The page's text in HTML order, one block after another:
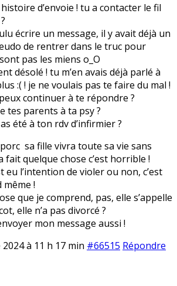
d’envoie ! tu a contacter le fil
écrire un message, il y avait déjà un
de rentrer dans le truc pour
pas les miens o_O
désolé ! tu m’en avais déjà parlé à
:( ! je ne voulais pas te faire du mal !
continuer à te répondre ?
tes parents à ta psy ?
été à ton rdv d’infirmier ?
sa fille vivra toute sa vie sans
fait quelque chose c’est horrible !
eu l’intention de violer ou non, c’est
!
que je comprend, pas, elle s’appelle
elle n’a pas divorcé ?
mon message aussi !
à 11 h 17 min #66515 Répondre